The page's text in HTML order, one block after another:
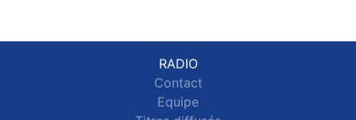
RADIO
Contact
Equipe